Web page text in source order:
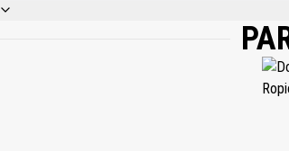
FRAGRANCE (PARFUM), WATER\AQUA\EAU, BENZYL
ALCOHOL, EUGENOL, GERANIOL, CITRAL,